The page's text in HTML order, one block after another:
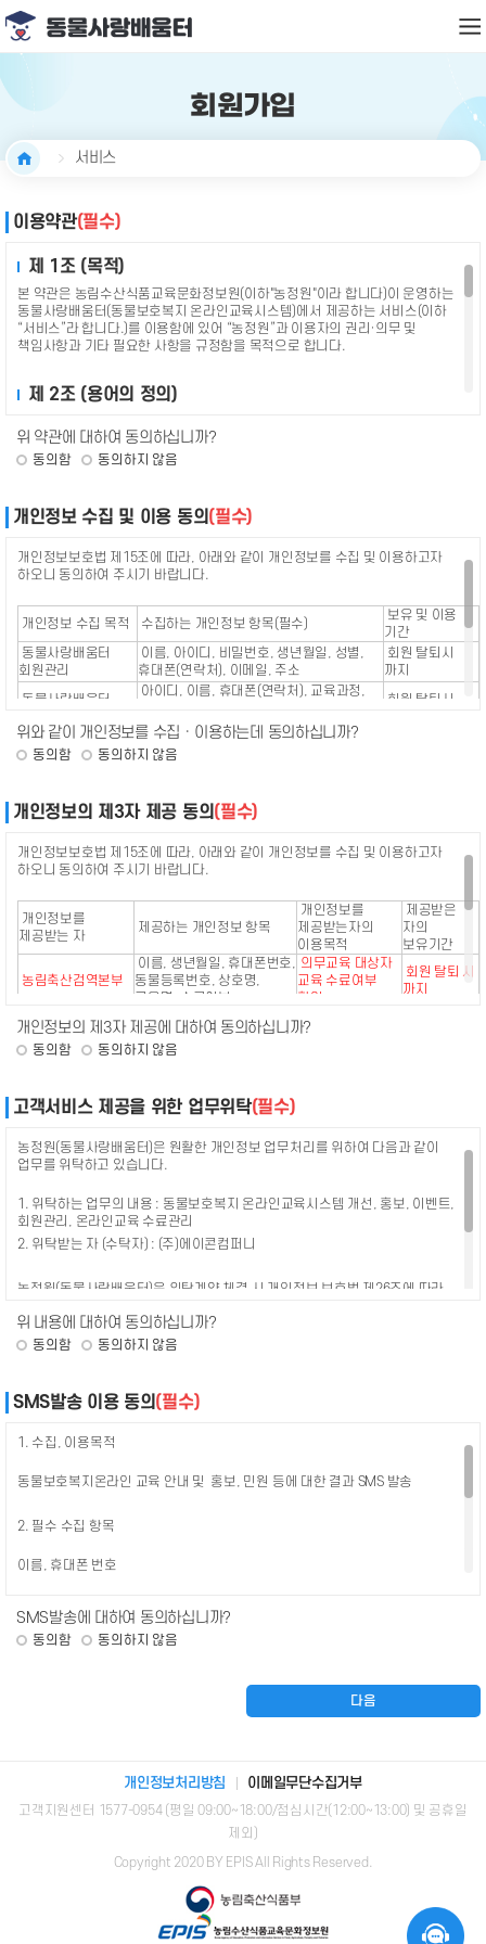
회원가입
서비스
이용약관(필수)
제 1조 (목적)
본 약관은 농림수산식품교육문화정보원(이하"농정원"이라 합니다)이 운영하는
동물사랑배움터(동물보호복지 온라인교육시스템)에서 제공하는 서비스(이하
“서비스”라 합니다.)를 이용함에 있어 “농정원”과 이용자의 권리·의무 및
책임사항과 기타 필요한 사항을 규정함을 목적으로 합니다.
제 2조 (용어의 정의)
않은 것은 관계 법령 및 서비스별 안내에서 정하는 바에 따르며, 그 외에는 일반
관례에 따릅니다.
2.이용계약 : 서비스 이용과 관련하여 농정원과 이용자 사이에 체결하는 계약
3.회원 : 농정원의 "서비스"에 접속하여 이 약관에 따라 "농정원"과 이용계약을
체결하고 "서비스"를 이용하는 고객
승인하는 문자와 숫자의 조합을 의미
5.비밀번호(Password) : "회원"이 부여 받은 "아이디"와 일치되는 "회원"임을
확인하고 비밀보호를 위해 "회원" 자신이 정한 문자 또는 숫자의 조합을 의미
6.해지 : 농정원 또는 회원이 서비스 개통 후에 그 이용계약을 종료시키는 행위
7.공유서비스 : 공유서비스란 우수한 정보자원을 공공 및 민간, 법인 및 개인이
8.제공기관 : 제공기관은 기관이 보유하고 있는 우수한 정보자원을 지정된
관리시스템을 통해 활용 가능한 공유서비스의 방식으로 개방, 제공하는
1
농정원은 본 약관의 내용과 이름, 주소, 생년월일, 성별, 연락처(전화, 팩스,
전자우편 주소 등) 등을 이용자가 알 수 있도록 게시합니다.
2
본 약관은 동물보호복지 온라인교육시스템을 통해 온라인으로 공시하고
회원의 동의와 농정원의 승낙으로 효력이 발생됩니다. 농정원은 약관의 규제
등에 관한 법률, 개인정보보호법, 전자거래기본법, 전자서명법,
정보통신망이용촉진 등에 관한 법률, 방문판매 등에 관한 법률, 소비자보호법
등 관련법을 위배하지 않는 범위에서 본 약관을 개정할 수 있으며, 개정된
공지함으로써 효력을 발휘합니다.
3
농정원이 약관을 개정할 경우에는 적용일자 및 개정사유를 명시하여
변경하는 경우에는 최소한 30일 이상의 사전 유예기간을 두고 공지합니다. 이
알기 쉽도록 표시합니다.
계약에만 적용되고 그 이전에 이미 체결된 계약에 대해서는 개정 전의
약관조항이 그대로 적용됩니다. 다만 이미 계약을 체결한 이용자가 개정약관
조항의 적용을 받기를 원하는 뜻을 제3항에 의한 개정약관의 공지기간 내에
농정원에 송신하여 농정원의 동의를 받은 경우에는 개정약관 조항이
회원으로부터 탈퇴 할 수 있습니다. 단, 개정약관의 적용일 이후 상당 기간
(100일 이상)동안 계속적으로 서비스를 이용하는 경우 해당 회원은 약관의
6
회원은 정기적으로 동물사랑배움터를 방문하여 약관의 변경사항을 확인하여야
농정원에서 책임지지 않습니다.
제4조 (규칙 외 준칙)
전자거래소비자보호지침 및 관계법령 또는 상관례에 따릅니다.
2
농정원은 필요한 경우 서비스 내의 개별항목에 대하여 개별약관 또는 운영원칙
제5조 (서비스의 제공 및 변경)
반려동물행동지도사 자격시험 신청․접수 등 시험 운영에 관한 업무
5.
광고, 이벤트 행사 등 상품 또는 용역과 관련한 다양한 판촉행위
동물사랑배움터 웹사이트의 제작 및 시스템 운영·관리
농정원은 재화 또는 용역의 품절 또는 기술적 사양의 변경 등의 경우에는 장차
체결되는 계약에 의해 제공할 재화·용역의 내용을 변경할 수 있습니다. 이
경우에는 변경된 재화·용역의 내용 및 제공일자를 명시하여 현재의 재화·
용역의 내용을 게시한 곳에 즉시 공지합니다.
위 약관에 대하여 동의하십니까?
동의함 동의하지 않음
개인정보 수집 및 이용 동의(필수)
개인정보보호법 제15조에 따라, 아래와 같이 개인정보를 수집 및 이용하고자
하오니 동의하여 주시기 바랍니다.
개인정보 수집 목적​ 수집하는 개인정보 항목(필수)
보유 및 이용
기간
동물사랑배움터
회원관리
이름, 아이디, 비밀번호, 생년월일, 성별,
휴대폰(연락처), 이메일, 주소
회원 탈퇴시
까지
동물사랑배움터
아이디, 이름, 휴대폰(연락처), 교육과정,
신청일자, 상호명, 주소, 수료여부
회원 탈퇴시
있습니다.
위와 같이 개인정보를 수집 · 이용하는데 동의하십니까?
동의함 동의하지 않음
개인정보의 제3자 제공 동의(필수)
개인정보보호법 제15조에 따라, 아래와 같이 개인정보를 수집 및 이용하고자
하오니 동의하여 주시기 바랍니다.
개인정보를
제공받는 자​
제공하는 개인정보 항목
개인정보를
제공받는자의
이용목적
제공받은
자의
보유기간
농림축산검역본부
이름, 생년월일, 휴대폰번호,
동물등록번호, 상호명,
교육명, 수료여부
의무교육 대상자
교육 수료여부
확인
회원 탈퇴 시
까지
대한민국
지방자치단체
ID, 이름, 생년월일,
휴대폰번호, 교육과정,
관리번호(인허가번호),
과태료 부과여부
동의에 거부할 경우 의무교육 수료 여부 확인이 불가함에 따라 행정상 불이익이
따를 수 있습니다.
개인정보의 제3자 제공에 대하여 동의하십니까?
동의함 동의하지 않음
고객서비스 제공을 위한 업무위탁(필수)
농정원(동물사랑배움터)은 원활한 개인정보 업무처리를 위하여 다음과 같이
업무를 위탁하고 있습니다.
1. 위탁하는 업무의 내용 : 동물보호복지 온라인교육시스템 개선, 홍보, 이벤트,
회원관리, 온라인교육 수료관리
2. 위탁받는 자 (수탁자) : (주)에이콘컴퍼니
농정원(동물사랑배움터)은 위탁계약 체결 시 개인정보 보호법 제26조에 따라
수탁자에 대한 관리·감독, 손해배상 등 책임에 관한 사항을 계약서 등 문서에
명시하고, 수탁자가 개인정보를 안전하게 처리하는지를 감독하고 있습니다.
위 내용에 대하여 동의하십니까?
동의함 동의하지 않음
SMS발송 이용 동의(필수)
1. 수집, 이용목적
동물보호복지온라인 교육 안내 및 홍보, 민원 등에 대한 결과 SMS 발송
2. 필수 수집 항목
이름, 휴대폰 번호
3. 보유 및 이용기간
회원탈퇴시 까지
SMS발송에 대하여 동의하십니까?
동의함 동의하지 않음
다음
개인정보처리방침 이메일무단수집거부
고객지원센터 1577-0954 (평일 09:00~18:00/점심시간(12:00~13:00) 및 공휴일
제외)
Copyright 2020 BY EPIS All Rights Reserved.